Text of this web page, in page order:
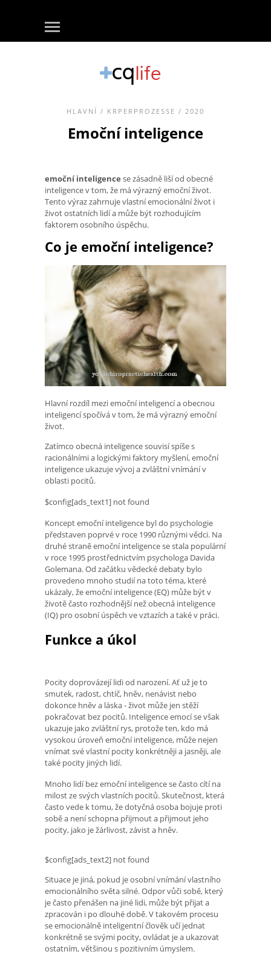
HLAVNÍ / KRPERPROZESSE / 2020
Emoční inteligence
emoční inteligence se zásadně liší od obecné
inteligence v tom, že má výrazný emoční život.
Tento výraz zahrnuje vlastní emocionální život i
život ostatních lidí a může být rozhodujícím
faktorem osobního úspěchu.
Co je emoční inteligence?
Hlavní rozdíl mezi emoční inteligencí a obecnou
inteligencí spočívá v tom, že má výrazný emoční
život.
Zatímco obecná inteligence souvisí spíše s
racionálními a logickými faktory myšlení, emoční
inteligence ukazuje vývoj a zvláštní vnímání v
oblasti pocitů.
$config[ads_text1] not found
Koncept emoční inteligence byl do psychologie
představen poprvé v roce 1990 různými vědci. Na
druhé straně emoční inteligence se stala populární
v roce 1995 prostřednictvím psychologa Davida
Golemana. Od začátku vědecké debaty bylo
provedeno mnoho studií na toto téma, které
ukázaly, že emoční inteligence (EQ) může být v
životě často rozhodnější než obecná inteligence
(IQ) pro osobní úspěch ve vztazích a také v práci.
Funkce a úkol
Pocity doprovázejí lidi od narození. Ať už je to
smutek, radost, chtíč, hněv, nenávist nebo
dokonce hněv a láska - život může jen stěží
pokračovat bez pocitů. Inteligence emocí se však
ukazuje jako zvláštní rys, protože ten, kdo má
vysokou úroveň emoční inteligence, může nejen
vnímat své vlastní pocity konkrétněji a jasněji, ale
také pocity jiných lidí.
Mnoho lidí bez emoční inteligence se často cítí na
milost ze svých vlastních pocitů. Skutečnost, která
často vede k tomu, že dotyčná osoba bojuje proti
sobě a není schopna přijmout a přijmout jeho
pocity, jako je žárlivost, závist a hněv.
$config[ads_text2] not found
Situace je jiná, pokud je osobní vnímání vlastního
emocionálního světa silné. Odpor vůči sobě, který
je často přenášen na jiné lidi, může být přijat a
zpracován i po dlouhé době. V takovém procesu
se emocionálně inteligentní člověk učí jednat
konkrétně se svými pocity, ovládat je a ukazovat
ostatním, většinou s pozitivním úmyslem.